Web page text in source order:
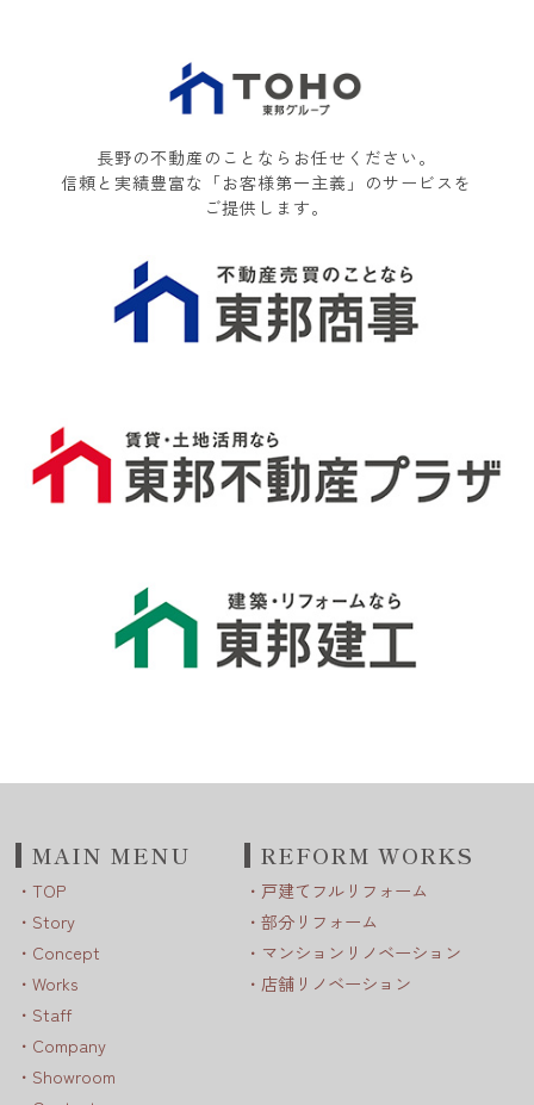
長野の不動産のことならお任せください。
信頼と実績豊富な「お客様第一主義」のサービスを
ご提供します。
MAIN MENU
TOP
Story
Concept
Works
Staff
Company
Showroom
REFORM WORKS
戸建てフルリフォーム
部分リフォーム
マンションリノベーション
店舗リノベーション